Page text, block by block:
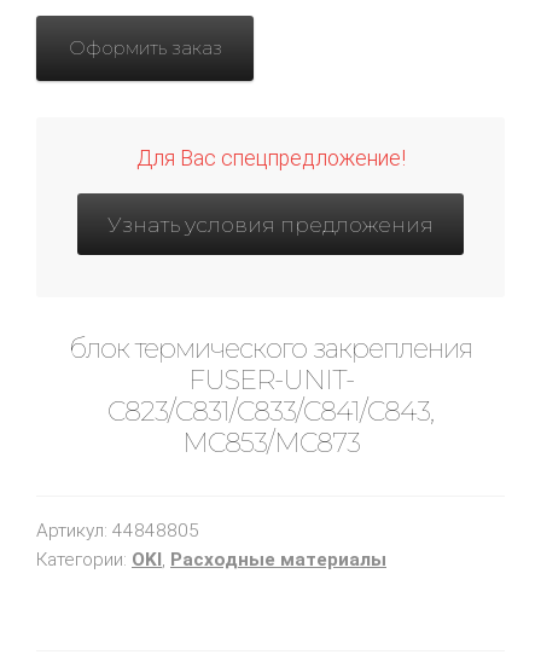
Оформить заказ
Для Вас спецпредложение!
Узнать условия предложения
блок термического закрепления
FUSER-UNIT-
C823/C831/C833/C841/C843,
MC853/MC873
Артикул: 44848805
Категории: OKI, Расходные материалы